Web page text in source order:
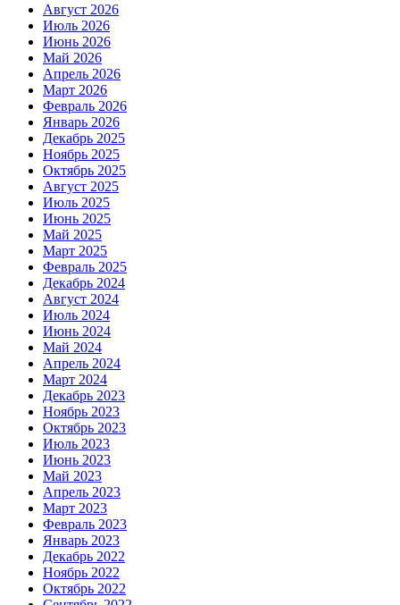
Август 2026
Июль 2026
Июнь 2026
Май 2026
Апрель 2026
Март 2026
Февраль 2026
Январь 2026
Декабрь 2025
Ноябрь 2025
Октябрь 2025
Август 2025
Июль 2025
Июнь 2025
Май 2025
Март 2025
Февраль 2025
Декабрь 2024
Август 2024
Июль 2024
Июнь 2024
Май 2024
Апрель 2024
Март 2024
Декабрь 2023
Ноябрь 2023
Октябрь 2023
Июль 2023
Июнь 2023
Май 2023
Апрель 2023
Март 2023
Февраль 2023
Январь 2023
Декабрь 2022
Ноябрь 2022
Октябрь 2022